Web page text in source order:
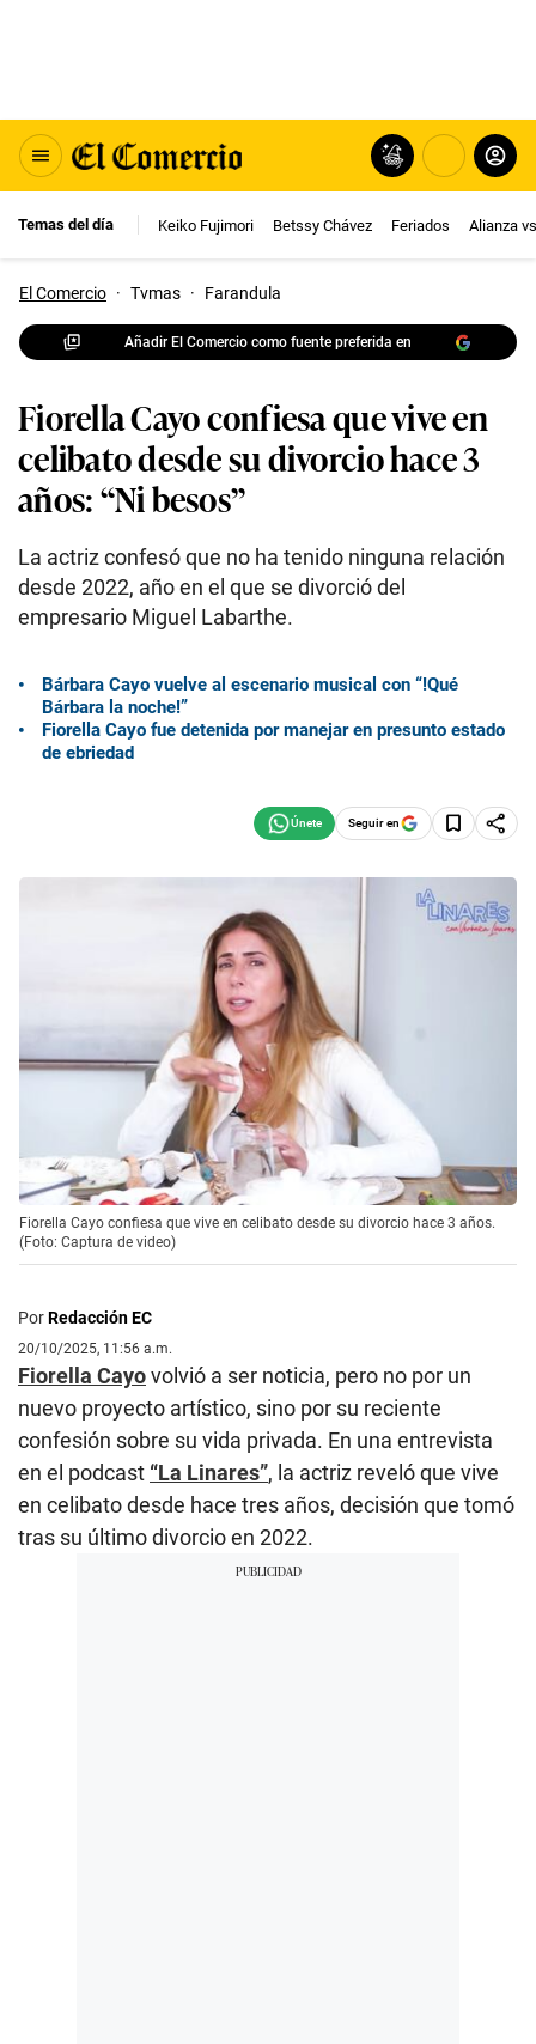
Temas del día Keiko Fujimori Betssy Chávez Feriados Alianza
El Comercio · Tvmas · Farandula
Añadir El Comercio como fuente preferida en
Fiorella Cayo confiesa que vive en
celibato desde su divorcio hace 3
años: “Ni besos”
La actriz confesó que no ha tenido ninguna relación
desde 2022, año en el que se divorció del
empresario Miguel Labarthe.
Bárbara Cayo vuelve al escenario musical con “!Qué
Bárbara la noche!”
Fiorella Cayo fue detenida por manejar en presunto estado
de ebriedad
Seguir en
Fiorella Cayo confiesa que vive en celibato desde su divorcio hace 3 años.
(Foto: Captura de video)
PorRedacción EC
20/10/2025, 11:56 a.m.
Fiorella Cayovolvió a ser noticia, pero no por un
nuevo proyecto artístico, sino por su reciente
confesión sobre su vida privada. En una entrevista
en el podcast “La Linares”, la actriz reveló que vive
en celibato desde hace tres años, decisión que tomó
tras su último divorcio en 2022.